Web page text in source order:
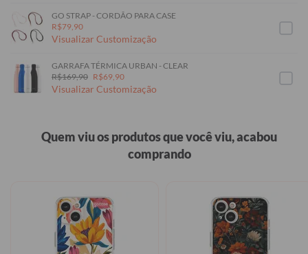
GO STRAP - CORDÃO PARA CASE
R$79,90
Visualizar Customização
GARRAFA TÉRMICA URBAN - CLEAR
R$169,90 R$69,90
Visualizar Customização
Quem viu os produtos que você viu, acabou
comprando